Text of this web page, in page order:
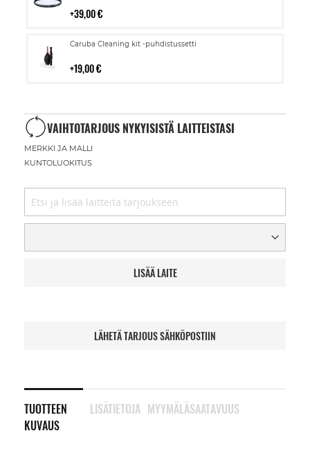
39,00 €
Caruba Cleaning kit -puhdistussetti
19,00 €
Lisää
VAIHTOTARJOUS NYKYISISTÄ LAITTEISTASI
MERKKI JA MALLI
KUNTOLUOKITUS
LISÄÄ LAITE
LÄHETÄ TARJOUS SÄHKÖPOSTIIN
TUOTTEEN
KUVAUS
LISÄTIETOJA MYYMÄLÄSAATAVUUS